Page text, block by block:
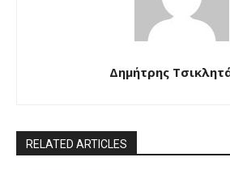
Δημήτρης
RELATED ARTICLES